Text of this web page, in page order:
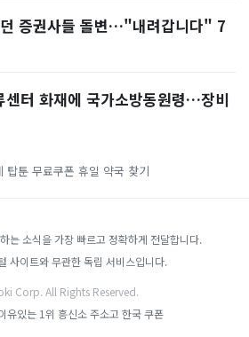
증권사들 돌변…"내려갑니다" 7
센터 화재에 국가소방동원령…장비
탑툰 무료쿠폰 휴일 약국 찾기
는 소식을 가장 빠르고 정확하게 전달합니다.
사이트와 무관한 독립 서비스입니다.
Corp. All Rights Reserved.
유있는 1위 흥신소 주소고 한국 쿠폰